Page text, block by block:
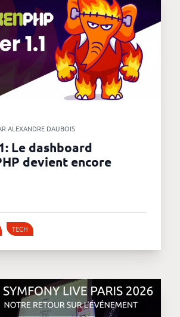
ALEXANDRE DAUBOIS
Le dashboard
devient encore
TECH